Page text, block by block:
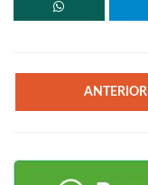
ANTERIOR